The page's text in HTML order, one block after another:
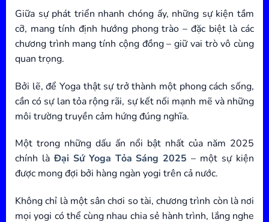
Giữa sự phát triển nhanh chóng ấy, những sự kiện tầm
cỡ, mang tính định hướng phong trào – đặc biệt là các
chương trình mang tính cộng đồng – giữ vai trò vô cùng
quan trọng.
Bởi lẽ, để Yoga thật sự trở thành một phong cách sống,
cần có sự lan tỏa rộng rãi, sự kết nối mạnh mẽ và những
môi trường truyền cảm hứng đúng nghĩa.
Một trong những dấu ấn nổi bật nhất của năm 2025
chính làĐại Sứ Yoga Tỏa Sáng 2025 – một sự kiện
được mong đợi bởi hàng ngàn yogi trên cả nước.
Không chỉ là một sân chơi so tài, chương trình còn là nơi
mọi yogi có thể cùng nhau chia sẻ hành trình, lắng nghe